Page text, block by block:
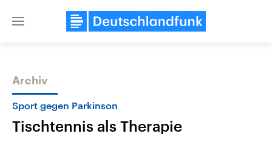
Close
Themen
Archiv
Sport gegen Parkinson
Tischtennis als Therapie